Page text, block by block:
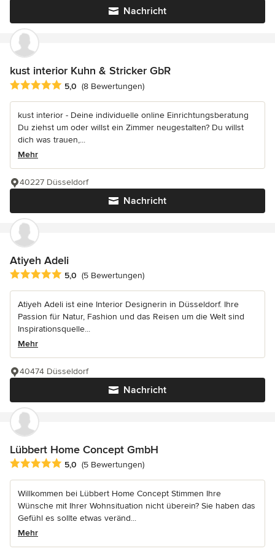
Nachricht
kust interior Kuhn & Stricker GbR
Durchschnittliche Bewertung: 5 von 5 Sternen
5,0 (8 Bewertungen)
kust interior - Deine individuelle online Einrichtungsberatung
Du ziehst um oder willst ein Zimmer neugestalten? Du willst
dich was trauen,...
Mehr
Nachricht
40227 Düsseldorf
Atiyeh Adeli
Durchschnittliche Bewertung: 5 von 5 Sternen
5,0 (5 Bewertungen)
Atiyeh Adeli ist eine Interior Designerin in Düsseldorf. Ihre
Passion für Natur, Fashion und das Reisen um die Welt sind
Inspirationsquelle...
Mehr
Nachricht
40474 Düsseldorf
Lübbert Home Concept GmbH
Durchschnittliche Bewertung: 5 von 5 Sternen
5,0 (5 Bewertungen)
Willkommen bei Lübbert Home Concept Stimmen Ihre
Wünsche mit Ihrer Wohnsituation nicht überein? Sie haben das
Gefühl es sollte etwas veränd...
Mehr